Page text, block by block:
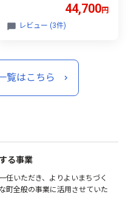
白ワイン ロゼワイン セイ
オロサム 山幸 トカップ 飲
44,700円
レビュー (3件)
覧はこちら
る事業
任いただき、よりよいまちづく
町全般の事業に活用させていた